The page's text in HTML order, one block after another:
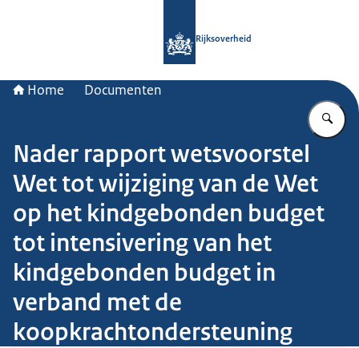
Rijksoverheid
Home Documenten
Nader rapport wetsvoorstel
Wet tot wijziging van de Wet
op het kindgebonden budget
tot intensivering van het
kindgebonden budget in
verband met de
koopkrachtondersteuning